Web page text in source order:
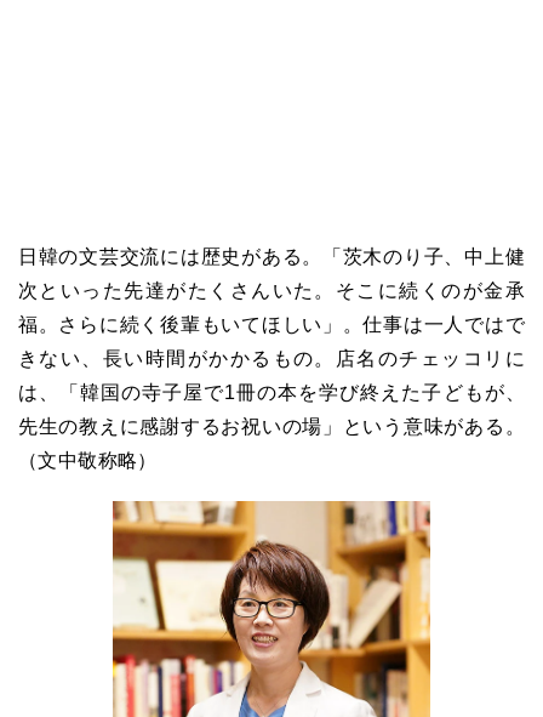
日韓の文芸交流には歴史がある。「茨木のり子、中上健
次といった先達がたくさんいた。そこに続くのが金承
福。さらに続く後輩もいてほしい」。仕事は一人ではで
きない、長い時間がかかるもの。店名のチェッコリに
は、「韓国の寺子屋で1冊の本を学び終えた子どもが、
先生の教えに感謝するお祝いの場」という意味がある。
（文中敬称略）